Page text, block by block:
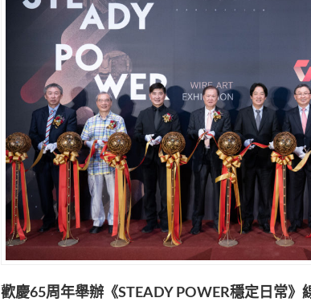
歡慶65周年舉辦《STEADY POWER穩定日常》